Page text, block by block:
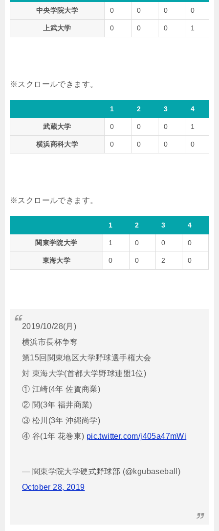
中央学院大学 0 0 0 0
上武大学 0 0 0 1
1 2 3 4
武蔵大学 0 0 0 1
横浜商科大学 0 0 0 0
1 2 3 4
関東学院大学 1 0 0 0
東海大学 0 0 2 0
2019/10/28(月)
横浜市長杯争奪
第15回関東地区大学野球選手権大会
対 東海大学(首都大学野球連盟1位)
① 江崎(4年 佐賀商業)
② 関(3年 福井商業)
③ 松川(3年 沖縄尚学)
④ 谷(1年 花巻東) pic.twitter.com/j405a47mWi
— 関東学院大学硬式野球部 (@kgubaseball)
October 28, 2019